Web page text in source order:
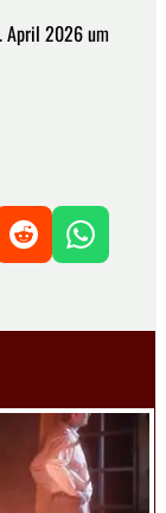
April 2026 um